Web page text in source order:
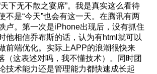
下无不散之宴席”。我是真实这么看待
不是“今天”也会有这一天。在腾讯有两
卢。第一次是iPhone出现后，没有抓住
他相信乔布斯的话，认为有html就可以
前端优化。实际上APP的浪潮很快来
（这表述对吗，我不懂技术）。同时团
技术能力还是管理能力都快速成长起